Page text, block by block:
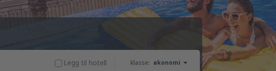
klasse: økonomi
Legg til hotell